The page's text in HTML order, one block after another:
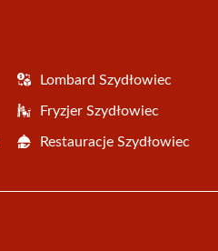
Lombard Szydłowiec
Fryzjer Szydłowiec
Restauracje Szydłowiec